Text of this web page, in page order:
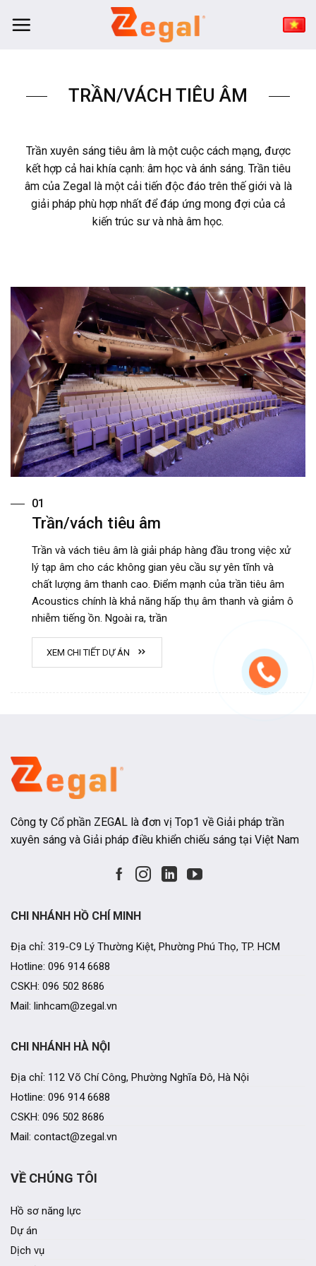
qua
TRẦN/VÁCH TIÊU ÂM
Trần xuyên sáng tiêu âm là một cuộc cách mạng, được
kết hợp cả hai khía cạnh: âm học và ánh sáng. Trần tiêu
âm của Zegal là một cải tiến độc đáo trên thế giới và là
giải pháp phù hợp nhất để đáp ứng mong đợi của cả
kiến trúc sư và nhà âm học.
01
Trần/vách tiêu âm
Trần và vách tiêu âm là giải pháp hàng đầu trong việc xử
lý tạp âm cho các không gian yêu cầu sự yên tĩnh và
chất lượng âm thanh cao. Điểm mạnh của trần tiêu âm
Acoustics chính là khả năng hấp thụ âm thanh và giảm ô
nhiễm tiếng ồn. Ngoài ra, trần
XEM CHI TIẾT DỰ ÁN
Công ty Cổ phần ZEGAL là đơn vị Top1 về Giải pháp trần
xuyên sáng và Giải pháp điều khiển chiếu sáng tại Việt Nam
VỀ CHÚNG TÔI
Hồ sơ năng lực
Dự án
Dịch vụ
CHI NHÁNH HÀ NỘI
Địa chỉ: 112 Võ Chí Công, Phường Nghĩa Đô, Hà Nội
Hotline: 096 914 6688
CSKH: 096 502 8686
Mail: contact@zegal.vn
CHI NHÁNH HỒ CHÍ MINH
Địa chỉ: 319-C9 Lý Thường Kiệt, Phường Phú Thọ, TP. HCM
Hotline: 096 914 6688
CSKH: 096 502 8686
Mail: linhcam@zegal.vn